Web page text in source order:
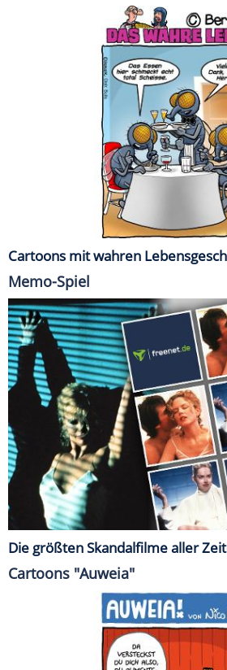
Cartoons mit wahren
Memo-Spiel
Die größten Skandalfilme aller
Cartoons "Auweia"